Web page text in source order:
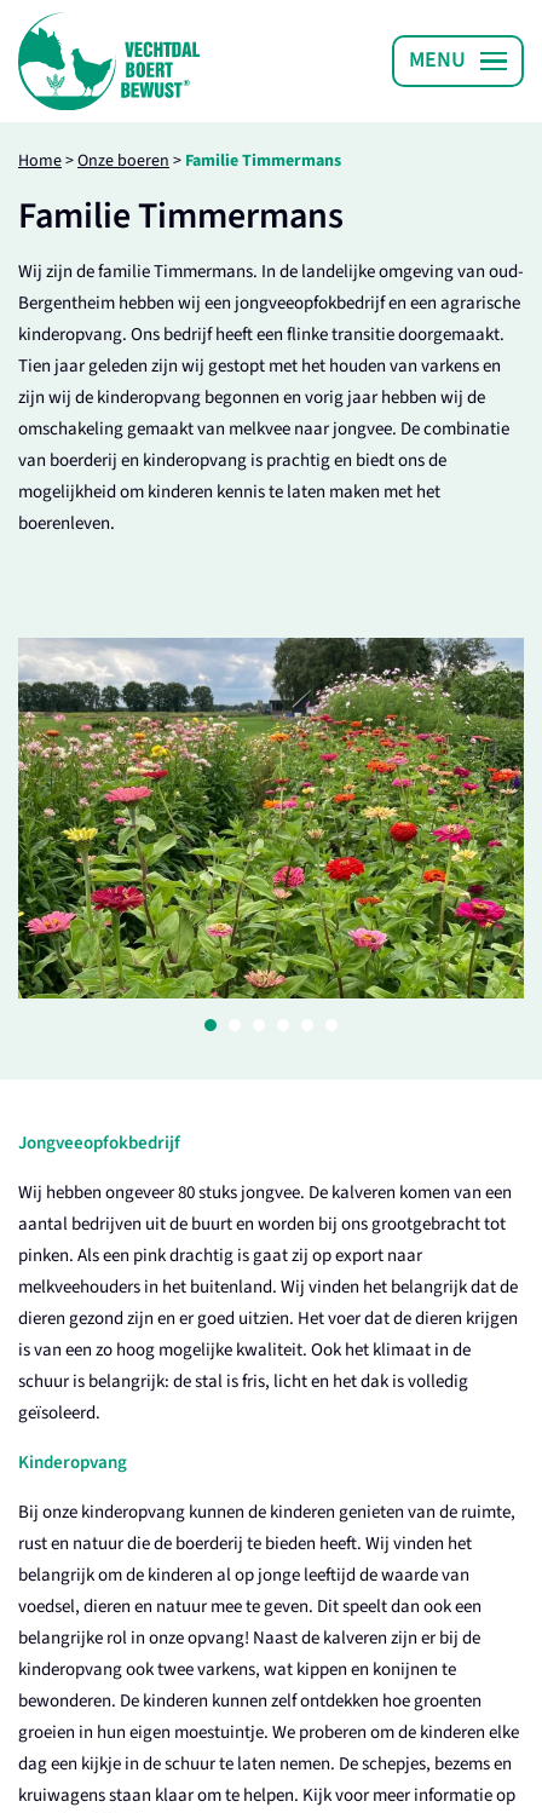
Home>Onze boeren > Familie Timmermans
Familie Timmermans
Wij zijn de familie Timmermans. In de landelijke omgeving van oud-
Bergentheim hebben wij een jongveeopfokbedrijf en een agrarische
kinderopvang. Ons bedrijf heeft een flinke transitie doorgemaakt.
Tien jaar geleden zijn wij gestopt met het houden van varkens en
zijn wij de kinderopvang begonnen en vorig jaar hebben wij de
omschakeling gemaakt van melkvee naar jongvee. De combinatie
van boerderij en kinderopvang is prachtig en biedt ons de
mogelijkheid om kinderen kennis te laten maken met het
boerenleven.
Jongveeopfokbedrijf
Wij hebben ongeveer 80 stuks jongvee. De kalveren komen van een
aantal bedrijven uit de buurt en worden bij ons grootgebracht tot
pinken. Als een pink drachtig is gaat zij op export naar
melkveehouders in het buitenland. Wij vinden het belangrijk dat de
dieren gezond zijn en er goed uitzien. Het voer dat de dieren krijgen
is van een zo hoog mogelijke kwaliteit. Ook het klimaat in de
schuur is belangrijk: de stal is fris, licht en het dak is volledig
geïsoleerd.
Kinderopvang
Bij onze kinderopvang kunnen de kinderen genieten van de ruimte,
rust en natuur die de boerderij te bieden heeft. Wij vinden het
belangrijk om de kinderen al op jonge leeftijd de waarde van
voedsel, dieren en natuur mee te geven. Dit speelt dan ook een
belangrijke rol in onze opvang! Naast de kalveren zijn er bij de
kinderopvang ook twee varkens, wat kippen en konijnen te
bewonderen. De kinderen kunnen zelf ontdekken hoe groenten
groeien in hun eigen moestuintje. We proberen om de kinderen elke
dag een kijkje in de schuur te laten nemen. De schepjes, bezems en
kruiwagens staan klaar om te helpen. Kijk voor meer informatie op